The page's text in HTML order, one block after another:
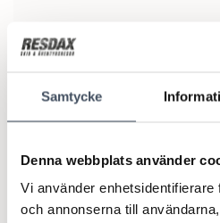
Samtycke
Denna webbplats använder
Vi använder
och annonserna till
Liatunet, 10-12 bäddar
Liatunet, 10-12 bäddar Buss